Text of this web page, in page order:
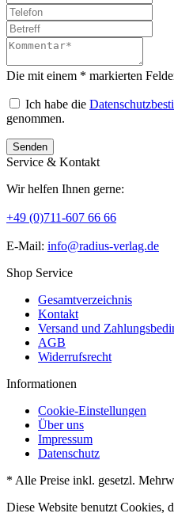
Die mit einem * markierten
Ich habe die
genommen.
Senden
Service & Kontakt
Wir helfen Ihnen gerne:
+49 (0)711-607 66 66
E-Mail: info@radius-verlag.de
Shop Service
Gesamtverzeichnis
Kontakt
Versand und
AGB
Widerrufsrecht
Informationen
Cookie-Einstellungen
Über uns
Impressum
Datenschutz
* Alle Preise inkl. gesetzl.
Diese Website benutzt Cookies,